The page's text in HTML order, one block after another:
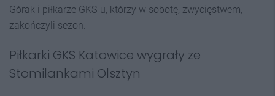
Górak i piłkarze GKS-u, którzy w sobotę, zwycięstwem,
zakończyli sezon.
Piłkarki GKS Katowice wygrały ze
Stomilankami Olsztyn